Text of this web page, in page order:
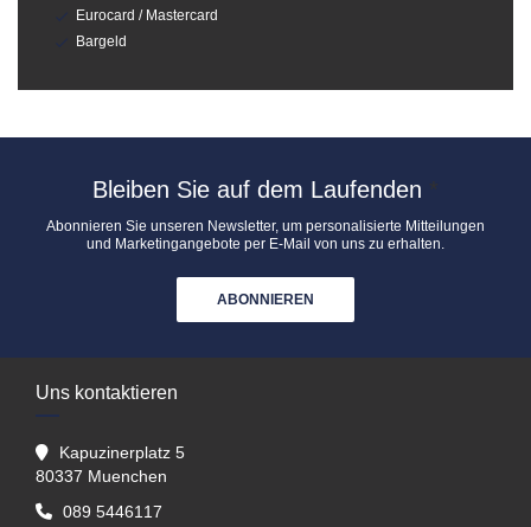
Eurocard / Mastercard
Bargeld
Bleiben Sie auf dem Laufenden *
Abonnieren Sie unseren Newsletter, um personalisierte Mitteilungen
und Marketingangebote per E-Mail von uns zu erhalten.
ABONNIEREN
Uns kontaktieren
Kapuzinerplatz 5
80337 Muenchen
089 5446117